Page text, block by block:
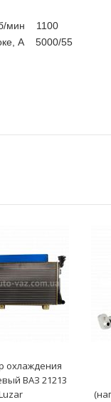
мин 1100
А 5000/55
охлаждения
ВАЗ 21213